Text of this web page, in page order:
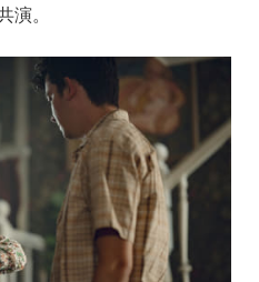
演。